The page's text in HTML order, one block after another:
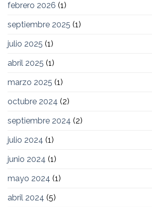
febrero 2026 (1)
septiembre 2025 (1)
julio 2025 (1)
abril 2025 (1)
marzo 2025 (1)
octubre 2024 (2)
septiembre 2024 (2)
julio 2024 (1)
junio 2024 (1)
mayo 2024 (1)
abril 2024 (5)